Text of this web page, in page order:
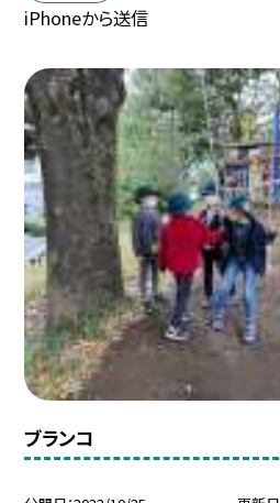
iPhoneから送信
ブランコ